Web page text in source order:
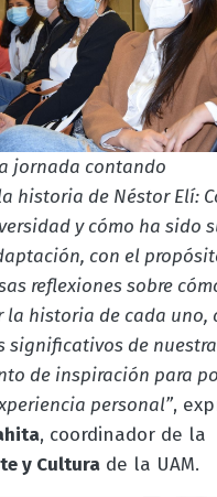
jornada contando
historia de Néstor Elí:
y cómo ha sido
con el
reflexiones sobre
la historia de cada uno,
significativos de
de inspiración para
personal”,
, coordinador de la
y Culturade la UAM.